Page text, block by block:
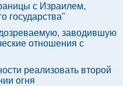
с Израилем,
государства"
заводившую
отношения с
реализовать второй
огня